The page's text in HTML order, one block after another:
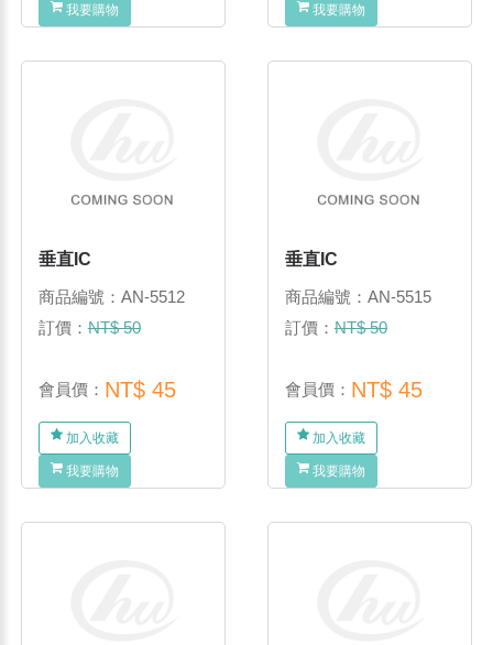
我要購物 我要購物
垂直IC
商品編號：AN-5512
訂價：NT$ 50
會員價： NT$ 45
加入收藏
我要購物
垂直IC
商品編號：AN-5515
訂價：NT$ 50
會員價： NT$ 45
加入收藏
我要購物